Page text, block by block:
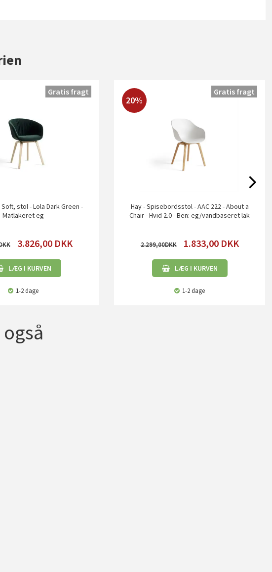
Soft, stol - Lola Dark Green -
Matlakeret eg
3.826,00 DKK
LÆG I KURVEN
1-2 dage
Gratis fragt
20%
Hay - Spisebordsstol - AAC 222 - About a
Chair - Hvid 2.0 - Ben: eg/vandbaseret lak
2.299,00 1.833,00 DKK
LÆG I KURVEN
1-2 dage
Gratis fragt